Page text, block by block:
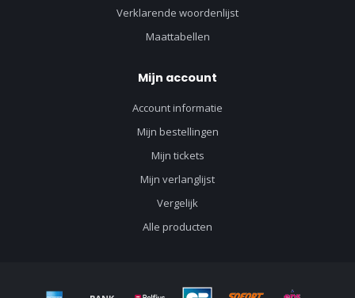
Verklarende woordenlijst
Maattabellen
Mijn account
Account informatie
Mijn bestellingen
Mijn tickets
Mijn verlanglijst
Vergelijk
Alle producten